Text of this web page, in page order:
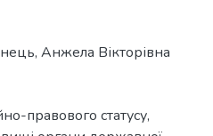
Анжела Вікторівна
правового статусу,